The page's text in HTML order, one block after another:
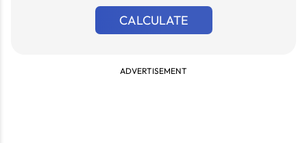
CALCULATE
ADVERTISEMENT